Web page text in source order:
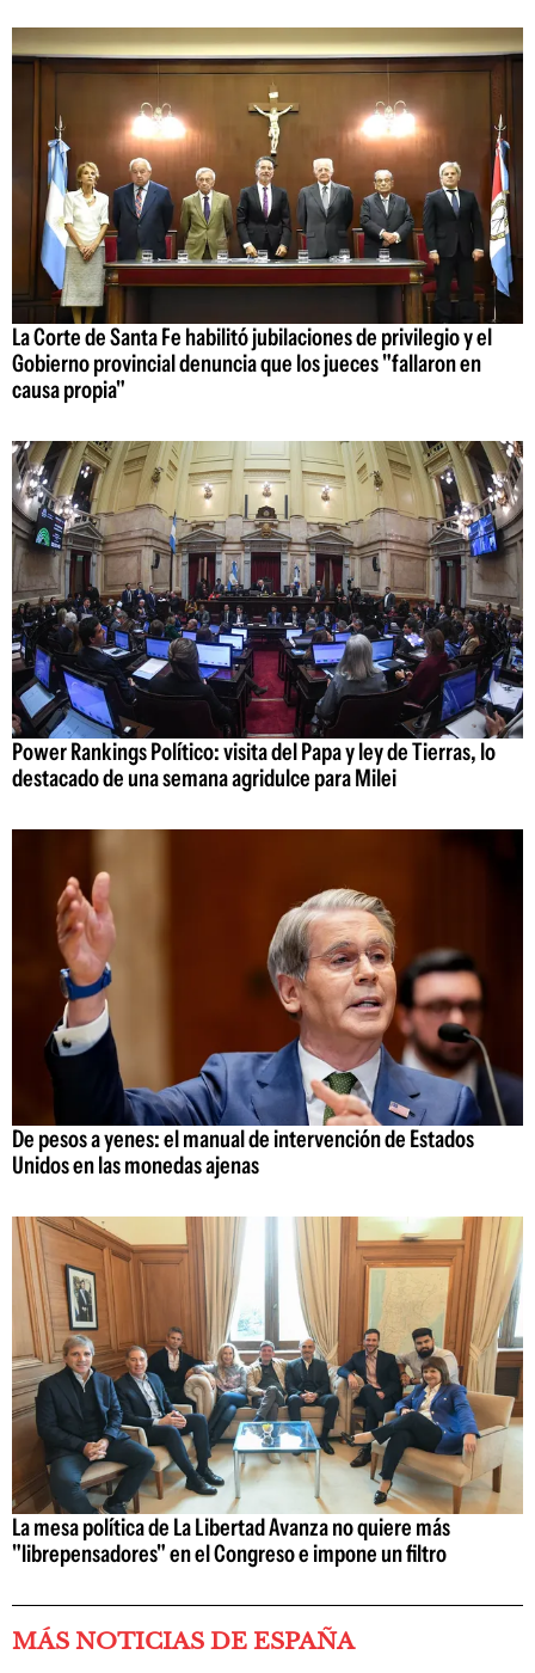
La Corte de Santa Fe habilitó jubilaciones de privilegio y el
Gobierno provincial denuncia que los jueces "fallaron en
causa propia"
Power Rankings Político: visita del Papa y ley de Tierras, lo
destacado de una semana agridulce para Milei
De pesos a yenes: el manual de intervención de Estados
Unidos en las monedas ajenas
La mesa política de La Libertad Avanza no quiere más
"librepensadores" en el Congreso e impone un filtro
MÁS NOTICIAS DE ESPAÑA